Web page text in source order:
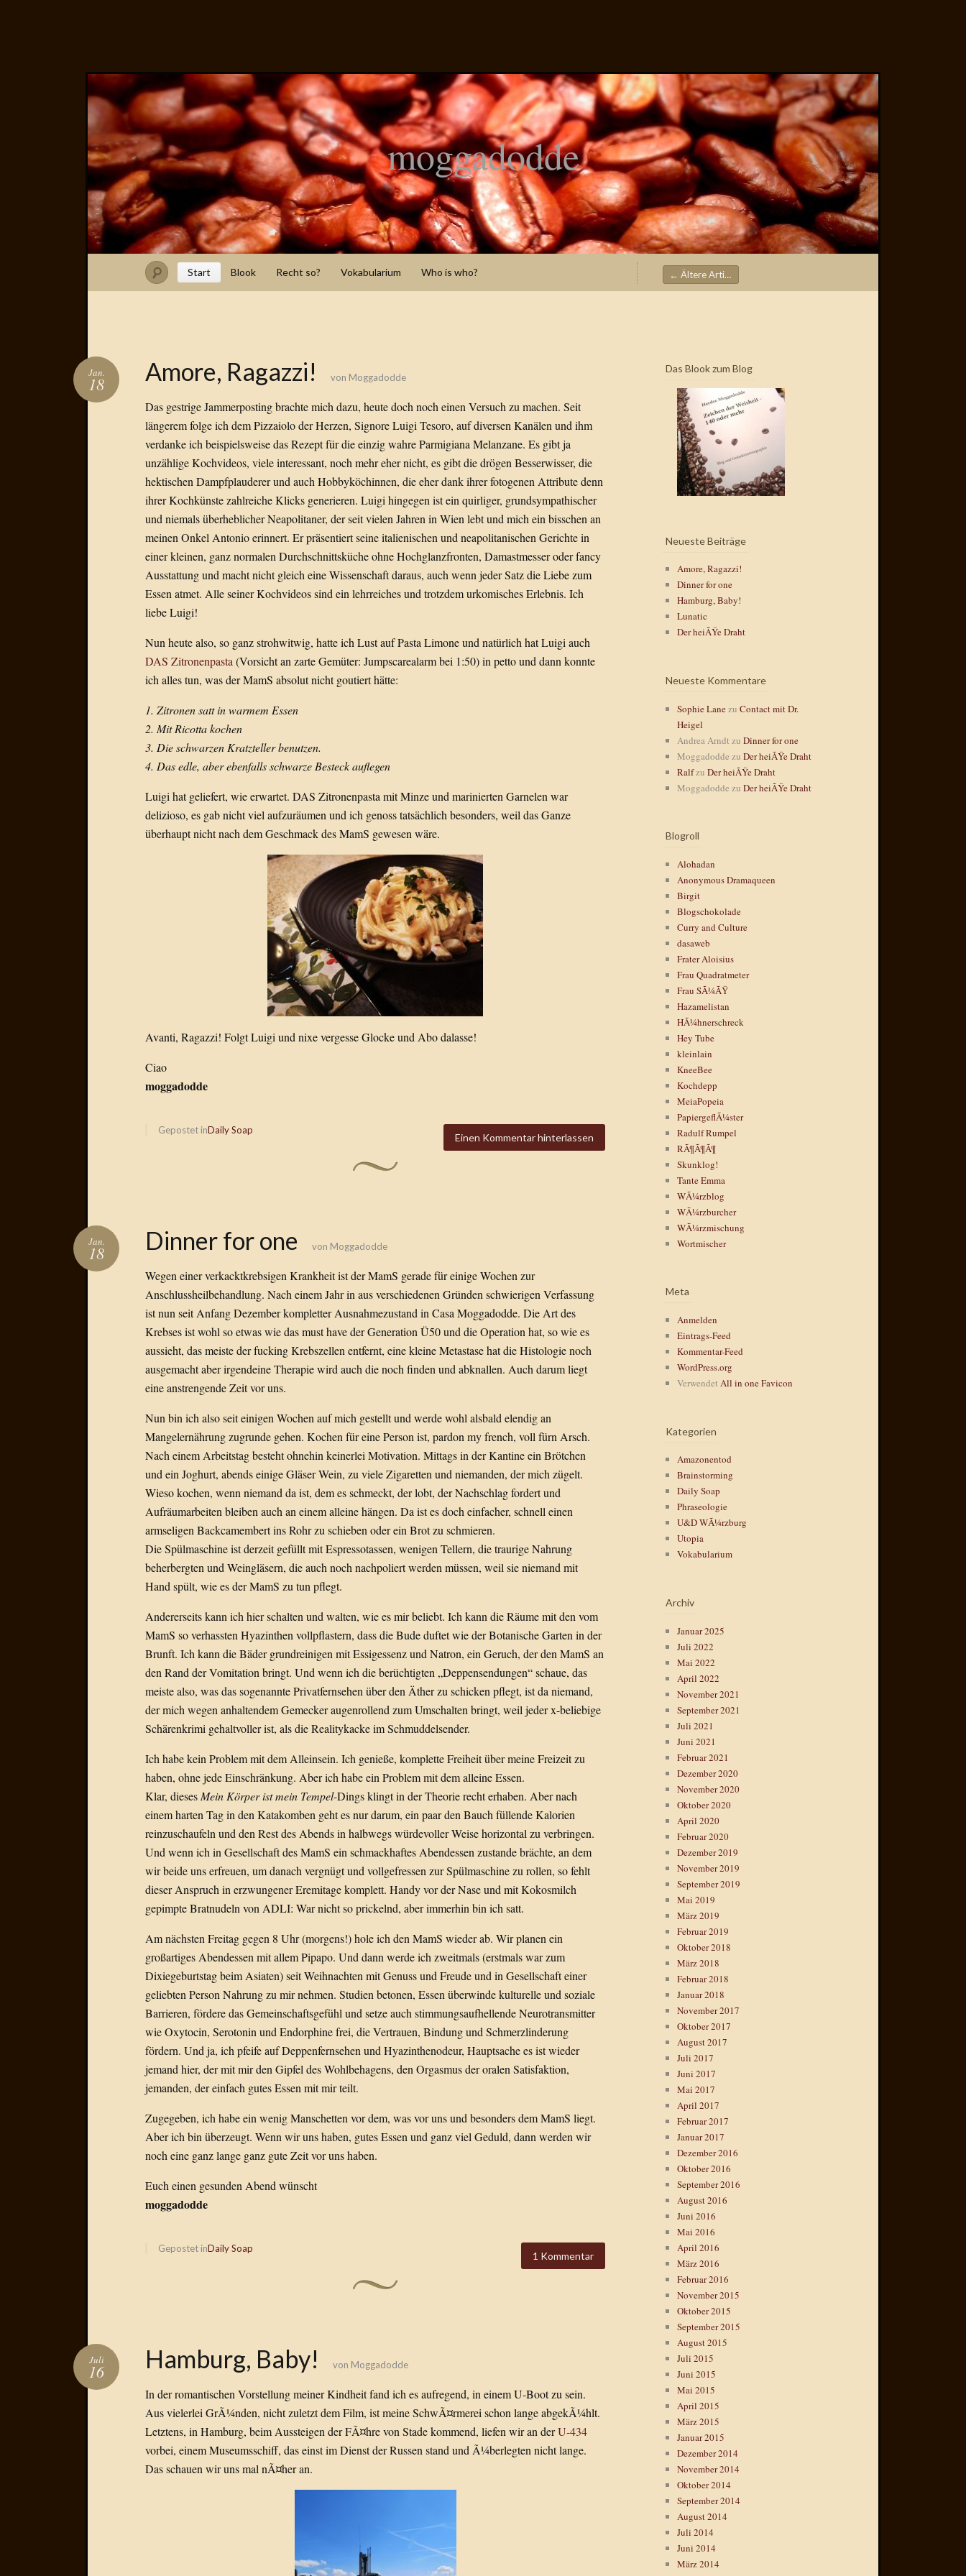
moggadodde
Start Blook Recht so? Vokabularium Who is who?
Beitragsnavigation
← Ältere Artikel
Amore, Ragazzi!
Jan.
18 von Moggadodde
Das gestrige Jammerposting brachte mich dazu, heute doch noch einen Versuch zu machen. Seit
längerem folge ich dem Pizzaiolo der Herzen, Signore Luigi Tesoro, auf diversen Kanälen und ihm
verdanke ich beispielsweise das Rezept für die einzig wahre Parmigiana Melanzane. Es gibt ja
unzählige Kochvideos, viele interessant, noch mehr eher nicht, es gibt die drögen Besserwisser, die
hektischen Dampfplauderer und auch Hobbyköchinnen, die eher dank ihrer fotogenen Attribute denn
ihrer Kochkünste zahlreiche Klicks generieren. Luigi hingegen ist ein quirliger, grundsympathischer
und niemals überheblicher Neapolitaner, der seit vielen Jahren in Wien lebt und mich ein bisschen an
meinen Onkel Antonio erinnert. Er präsentiert seine italienischen und neapolitanischen Gerichte in
einer kleinen, ganz normalen Durchschnittsküche ohne Hochglanzfronten, Damastmesser oder fancy
Ausstattung und macht nicht gleich eine Wissenschaft daraus, auch wenn jeder Satz die Liebe zum
Essen atmet. Alle seiner Kochvideos sind ein lehrreiches und trotzdem urkomisches Erlebnis. Ich
liebe Luigi!
Nun heute also, so ganz strohwitwig, hatte ich Lust auf Pasta Limone und natürlich hat Luigi auch
DAS Zitronenpasta (Vorsicht an zarte Gemüter: Jumpscarealarm bei 1:50) in petto und dann konnte
ich alles tun, was der MamS absolut nicht goutiert hätte:
1. Zitronen satt in warmem Essen
2. Mit Ricotta kochen
3. Die schwarzen Kratzteller benutzen.
4. Das edle, aber ebenfalls schwarze Besteck auflegen
Luigi hat geliefert, wie erwartet. DAS Zitronenpasta mit Minze und marinierten Garnelen war
delizioso, es gab nicht viel aufzuräumen und ich genoss tatsächlich besonders, weil das Ganze
überhaupt nicht nach dem Geschmack des MamS gewesen wäre.
Avanti, Ragazzi! Folgt Luigi und nixe vergesse Glocke und Abo dalasse!
Ciao
moggadodde
Einen Kommentar hinterlassen
Gepostet inDaily Soap
Dinner for one
Jan.
18 von Moggadodde
Wegen einer verkacktkrebsigen Krankheit ist der MamS gerade für einige Wochen zur
Anschlussheilbehandlung. Nach einem Jahr in aus verschiedenen Gründen schwierigen Verfassung
ist nun seit Anfang Dezember kompletter Ausnahmezustand in Casa Moggadodde. Die Art des
Krebses ist wohl so etwas wie das must have der Generation Ü50 und die Operation hat, so wie es
aussieht, das meiste der fucking Krebszellen entfernt, eine kleine Metastase hat die Histologie noch
ausgemacht aber irgendeine Therapie wird auch die noch finden und abknallen. Auch darum liegt
eine anstrengende Zeit vor uns.
Nun bin ich also seit einigen Wochen auf mich gestellt und werde wohl alsbald elendig an
Mangelernährung zugrunde gehen. Kochen für eine Person ist, pardon my french, voll fürn Arsch.
Nach einem Arbeitstag besteht ohnehin keinerlei Motivation. Mittags in der Kantine ein Brötchen
und ein Joghurt, abends einige Gläser Wein, zu viele Zigaretten und niemanden, der mich zügelt.
Wieso kochen, wenn niemand da ist, dem es schmeckt, der lobt, der Nachschlag fordert und
Aufräumarbeiten bleiben auch an einem alleine hängen. Da ist es doch einfacher, schnell einen
armseligen Backcamembert ins Rohr zu schieben oder ein Brot zu schmieren.
Die Spülmaschine ist derzeit gefüllt mit Espressotassen, wenigen Tellern, die traurige Nahrung
beherbergten und Weingläsern, die auch noch nachpoliert werden müssen, weil sie niemand mit
Hand spült, wie es der MamS zu tun pflegt.
Andererseits kann ich hier schalten und walten, wie es mir beliebt. Ich kann die Räume mit den vom
MamS so verhassten Hyazinthen vollpflastern, dass die Bude duftet wie der Botanische Garten in der
Brunft. Ich kann die Bäder grundreinigen mit Essigessenz und Natron, ein Geruch, der den MamS an
den Rand der Vomitation bringt. Und wenn ich die berüchtigten „Deppensendungen“ schaue, das
meiste also, was das sogenannte Privatfernsehen über den Äther zu schicken pflegt, ist da niemand,
der mich wegen anhaltendem Gemecker augenrollend zum Umschalten bringt, weil jeder x-beliebige
Schärenkrimi gehaltvoller ist, als die Realitykacke im Schmuddelsender.
Ich habe kein Problem mit dem Alleinsein. Ich genieße, komplette Freiheit über meine Freizeit zu
haben, ohne jede Einschränkung. Aber ich habe ein Problem mit dem alleine Essen.
Klar, dieses Mein Körper ist mein Tempel-Dings klingt in der Theorie recht erhaben. Aber nach
einem harten Tag in den Katakomben geht es nur darum, ein paar den Bauch füllende Kalorien
reinzuschaufeln und den Rest des Abends in halbwegs würdevoller Weise horizontal zu verbringen.
Und wenn ich in Gesellschaft des MamS ein schmackhaftes Abendessen zustande brächte, an dem
wir beide uns erfreuen, um danach vergnügt und vollgefressen zur Spülmaschine zu rollen, so fehlt
dieser Anspruch in erzwungener Eremitage komplett. Handy vor der Nase und mit Kokosmilch
gepimpte Bratnudeln von ADLI: War nicht so prickelnd, aber immerhin bin ich satt.
Am nächsten Freitag gegen 8 Uhr (morgens!) hole ich den MamS wieder ab. Wir planen ein
großartiges Abendessen mit allem Pipapo. Und dann werde ich zweitmals (erstmals war zum
Dixiegeburtstag beim Asiaten) seit Weihnachten mit Genuss und Freude und in Gesellschaft einer
geliebten Person Nahrung zu mir nehmen. Studien betonen, Essen überwinde kulturelle und soziale
Barrieren, fördere das Gemeinschaftsgefühl und setze auch stimmungsaufhellende Neurotransmitter
wie Oxytocin, Serotonin und Endorphine frei, die Vertrauen, Bindung und Schmerzlinderung
fördern. Und ja, ich pfeife auf Deppenfernsehen und Hyazinthenodeur, Hauptsache es ist wieder
jemand hier, der mit mir den Gipfel des Wohlbehagens, den Orgasmus der oralen Satisfaktion,
jemanden, der einfach gutes Essen mit mir teilt.
Zugegeben, ich habe ein wenig Manschetten vor dem, was vor uns und besonders dem MamS liegt.
Aber ich bin überzeugt. Wenn wir uns haben, gutes Essen und ganz viel Geduld, dann werden wir
noch eine ganz lange ganz gute Zeit vor uns haben.
Euch einen gesunden Abend wünscht
moggadodde
1 Kommentar
Gepostet inDaily Soap
Hamburg, Baby!
Juli
16 von Moggadodde
In der romantischen Vorstellung meiner Kindheit fand ich es aufregend, in einem U-Boot zu sein.
Aus vielerlei GrÃ¼nden, nicht zuletzt dem Film, ist meine SchwÃ¤rmerei schon lange abgekÃ¼hlt.
Letztens, in Hamburg, beim Aussteigen der FÃ¤hre von Stade kommend, liefen wir an derU-434
vorbei, einem Museumsschiff, das einst im Dienst der Russen stand und Ã¼berlegten nicht lange.
Das schauen wir uns mal nÃ¤her an.
Das Blook zum Blog
Neueste Beiträge
Amore, Ragazzi!
Dinner for one
Hamburg, Baby!
Lunatic
Der heiÃŸe Draht
Neueste Kommentare
Sophie Lanezu Contact mit Dr.
Heigel
Andrea Arndt zu Dinner for one
Moggadodde zu Der heiÃŸe Draht
Ralfzu Der heiÃŸe Draht
Moggadodde zu Der heiÃŸe Draht
Blogroll
Alohadan
Anonymous Dramaqueen
Birgit
Blogschokolade
Curry and Culture
dasaweb
Frater Aloisius
Frau Quadratmeter
Frau SÃ¼ÃŸ
Hazamelistan
HÃ¼hnerschreck
Hey Tube
kleinlain
KneeBee
Kochdepp
MeiaPopeia
PapiergeflÃ¼ster
Radulf Rumpel
RÃ¶Ã¶Ã¶
Skunklog!
Tante Emma
WÃ¼rzblog
WÃ¼rzburcher
WÃ¼rzmischung
Wortmischer
Meta
Anmelden
Eintrags-Feed
Kommentar-Feed
WordPress.org
Verwendet All in one Favicon
Kategorien
Amazonentod
Brainstorming
Daily Soap
Phraseologie
U&D WÃ¼rzburg
Utopia
Vokabularium
Archiv
Januar 2025
Juli 2022
Mai 2022
April 2022
November 2021
September 2021
Juli 2021
Juni 2021
Februar 2021
Dezember 2020
November 2020
Oktober 2020
April 2020
Februar 2020
Dezember 2019
November 2019
September 2019
Mai 2019
März 2019
Februar 2019
Oktober 2018
März 2018
Februar 2018
Januar 2018
November 2017
Oktober 2017
August 2017
Juli 2017
Juni 2017
Mai 2017
April 2017
Februar 2017
Januar 2017
Dezember 2016
Oktober 2016
September 2016
August 2016
Juni 2016
Mai 2016
April 2016
März 2016
Februar 2016
November 2015
Oktober 2015
September 2015
August 2015
Juli 2015
Juni 2015
Mai 2015
April 2015
März 2015
Januar 2015
Dezember 2014
November 2014
Oktober 2014
September 2014
August 2014
Juli 2014
Juni 2014
März 2014